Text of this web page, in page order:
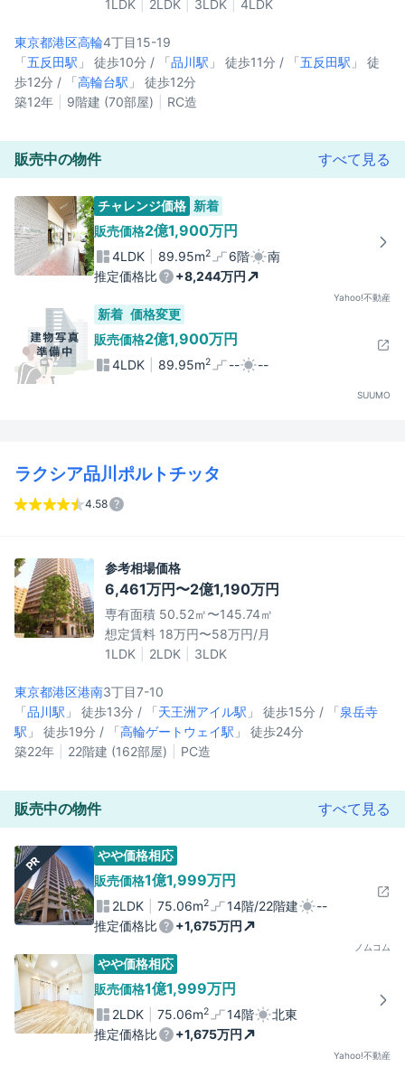
1LDK 2LDK 3LDK 4LDK
東京都港区高輪4丁目15-19
「五反田駅 」 徒歩10分 / 「品川駅 」 徒歩11分 / 「五反田駅 」 徒
歩12分 / 「高輪台駅 」 徒歩12分
築12年
9階建 (70部屋) RC造
販売中の物件 すべて見る
チャレンジ価格 新着
販売価格2億1,900万円
4LDK 89.95m2 6階
南
推定価格比
+8,244万円
Yahoo!不動産
新着 価格変更
販売価格2億1,900万円
4LDK 89.95m2 -- --
SUUMO
ラクシア品川ポルトチッタ
4.58
参考相場価格
6,461万円〜2億1,190万円
専有面積 50.52㎡〜145.74㎡
想定賃料 18万円〜58万円/月
1LDK
2LDK 3LDK
東京都港区港南3丁目7-10
「品川駅 」 徒歩13分 / 「天王洲アイル駅 」 徒歩15分 / 「泉岳寺
駅 」 徒歩19分 / 「高輪ゲートウェイ駅 」 徒歩24分
築22年
22階建 (162部屋) PC造
販売中の物件 すべて見る
PR
やや価格相応
販売価格1億1,999万円
2LDK 75.06m2 14階/22階建
--
推定価格比
+1,675万円
ノムコム
やや価格相応
販売価格1億1,999万円
2LDK 75.06m2 14階
北東
推定価格比
+1,675万円
Yahoo!不動産